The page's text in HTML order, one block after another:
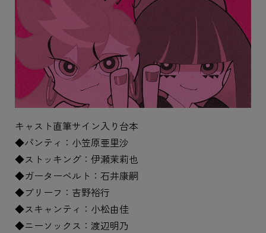
キャスト直筆サイン入り台本
◆パンティ：小笠原亜里沙
◆ストッキング：伊瀬茉莉也
◆ガーターベルト：石井康嗣
◆ブリーフ：吉野裕行
◆スキャンティ：小松由佳
◆ニーソックス：渡辺明乃